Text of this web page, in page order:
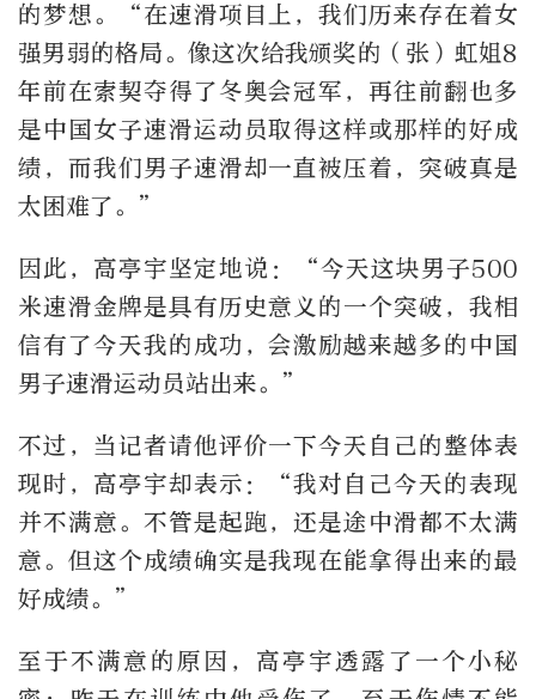
的梦想。“在速滑项目上，我们历来存在着女
强男弱的格局。像这次给我颁奖的（张）虹姐8
年前在索契夺得了冬奥会冠军，再往前翻也多
是中国女子速滑运动员取得这样或那样的好成
绩，而我们男子速滑却一直被压着，突破真是
太困难了。”
因此，高亭宇坚定地说：“今天这块男子500
米速滑金牌是具有历史意义的一个突破，我相
信有了今天我的成功，会激励越来越多的中国
男子速滑运动员站出来。”
不过，当记者请他评价一下今天自己的整体表
现时，高亭宇却表示：“我对自己今天的表现
并不满意。不管是起跑，还是途中滑都不太满
意。但这个成绩确实是我现在能拿得出来的最
好成绩。”
至于不满意的原因，高亭宇透露了一个小秘